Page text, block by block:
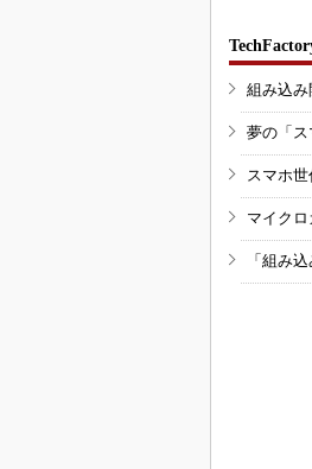
組み込み
夢の「
スマホ
マイク
「組み